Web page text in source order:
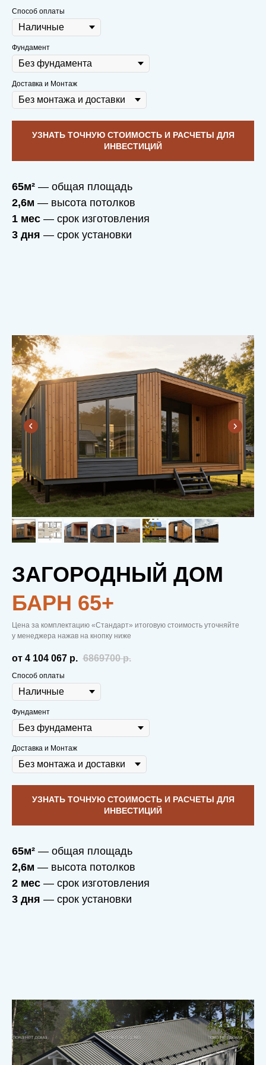
Способ оплаты
Фундамент
Доставка и Монтаж
УЗНАТЬ ТОЧНУЮ СТОИМОСТЬ И РАСЧЕТЫ ДЛЯ
ИНВЕСТИЦИЙ
65м² — общая площадь
2,6м — высота потолков
1 мес — срок изготовления
3 дня — срок установки
ЗАГОРОДНЫЙ ДОМ
БАРН 65+
Цена за комплектацию «Стандарт» итоговую стоимость уточняйте
у менеджера нажав на кнопку ниже
от 4 104 067 р. 6869700 р.
Способ оплаты
Фундамент
Доставка и Монтаж
УЗНАТЬ ТОЧНУЮ СТОИМОСТЬ И РАСЧЕТЫ ДЛЯ
ИНВЕСТИЦИЙ
65м² — общая площадь
2,6м — высота потолков
2 мес — срок изготовления
3 дня — срок установки
Через 10 лет приедем на чай с плюшками
со спокойной душой и послушаем,
новые мечты родились в вашем доме
который построили мы
ФУНДАМЕНТ —
ДРУЖБА,
Вместе с домом вы получаете теплые
и душевные отношения с «Пока нет
дома», которые продолжаются даже
после сдачи дома.
А друзья, которые вместе дом
построили — это на всю жизнь! Такой
фундамент даже коррозия не разрушит.
Потому что друзья — это
надолго!
МОДУЛЬНЫЕ
ДОМА —
ВСЕМУ
ГОЛОВА